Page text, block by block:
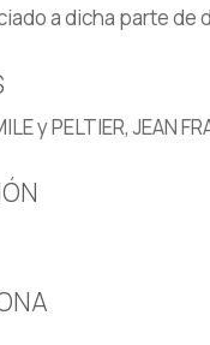
a dicha parte de
y PELTIER, JEAN